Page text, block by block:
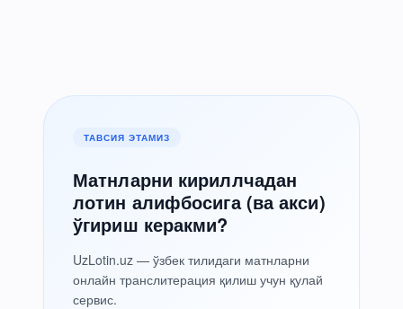
ТАВСИЯ ЭТАМИЗ
Матнларни кириллчадан
лотин алифбосига (ва акси)
ўгириш керакми?
UzLotin.uz — ўзбек тилидаги матнларни
онлайн транслитерация қилиш учун қулай
сервис.